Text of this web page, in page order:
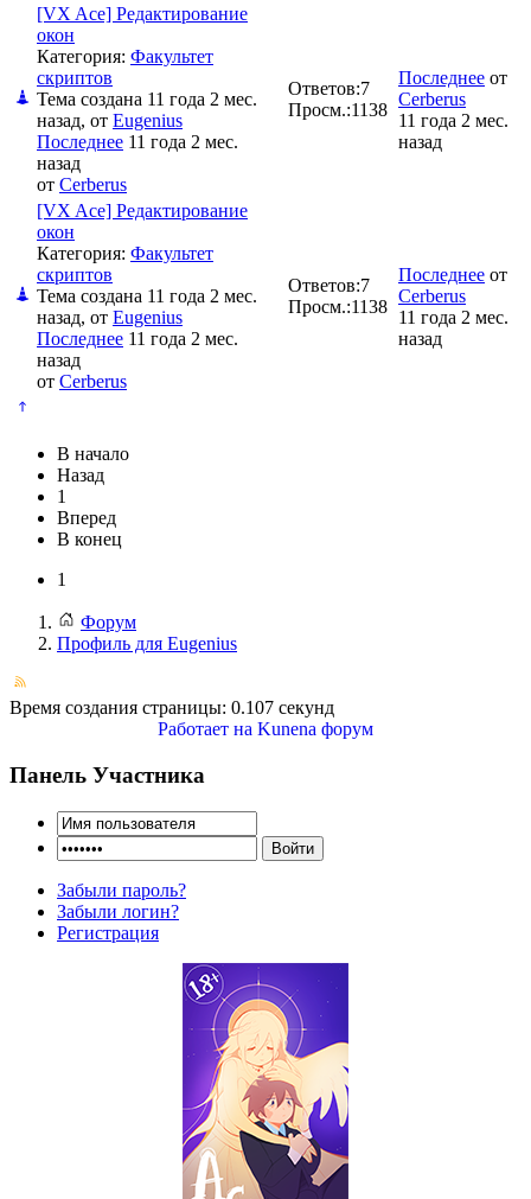
[VX Ace] Редактирование
окон
Категория: Факультет
скриптов
Тема создана 11 года 2 мес.
назад, от Eugenius
Последнее 11 года 2 мес.
назад
от Cerberus
Ответов:7
Просм.:1138
Последнее от
Cerberus
11 года 2 мес.
назад
[VX Ace] Редактирование
окон
Категория: Факультет
скриптов
Тема создана 11 года 2 мес.
назад, от Eugenius
Последнее 11 года 2 мес.
назад
от Cerberus
Ответов:7
Просм.:1138
Последнее от
Cerberus
11 года 2 мес.
назад
В начало
Назад
1
Вперед
В конец
1
Форум
Профиль для Eugenius
Время создания страницы: 0.107 секунд
Работает на Kunena форум
Панель Участника
Забыли пароль?
Забыли логин?
Регистрация